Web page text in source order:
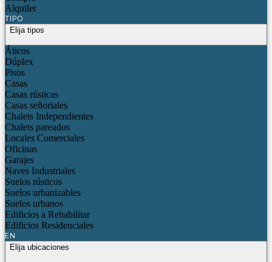
Alquiler
TIPO
Elija tipos
Áticos
Dúplex
Pisos
Casas
Casas rústicas
Casas señoriales
Chalets Independientes
Chalets pareados
Locales Comerciales
Oficinas
Garajes
Naves Industriales
Suelos rústicos
Suelos urbanizables
Suelos urbanos
Edificios a Rehabilitar
Edificios Residenciales
EN
Elija ubicaciones